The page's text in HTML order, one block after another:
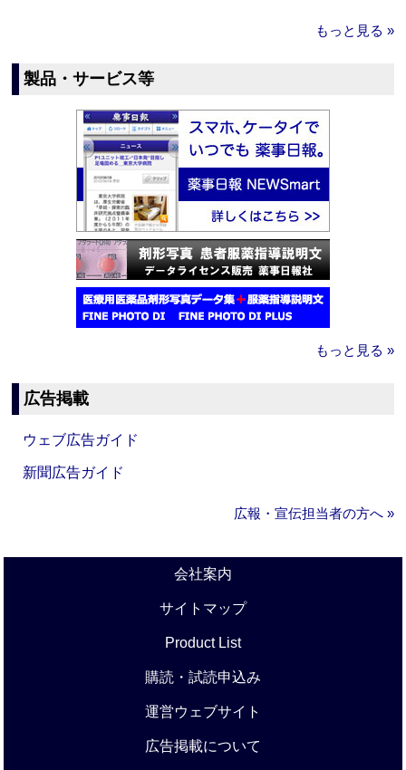
もっと見る »
製品・サービス等
もっと見る »
広告掲載
ウェブ広告ガイド
新聞広告ガイド
広報・宣伝担当者の方へ »
会社案内
サイトマップ
Product List
購読・試読申込み
運営ウェブサイト
広告掲載について